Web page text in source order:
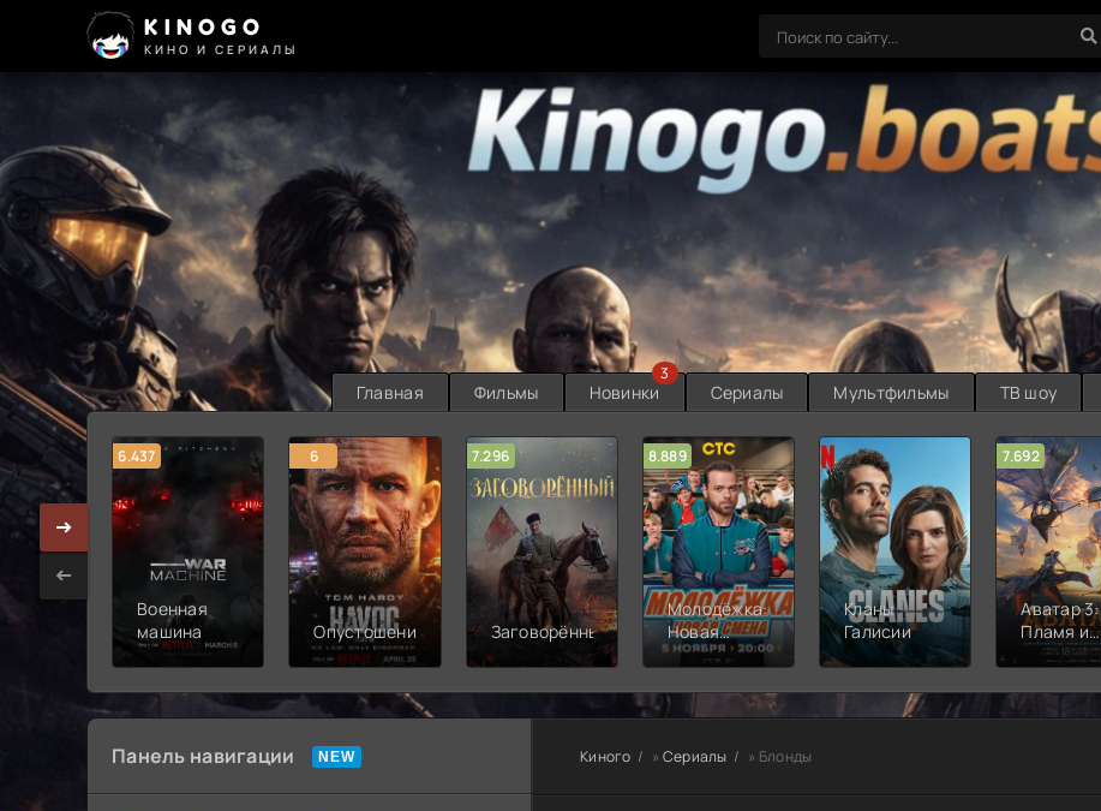
KINOGO
КИНО И СЕРИАЛЫ
Главная Фильмы Новинки
3
Сериалы Мультфильмы ТВ шоу
6.437
Военная
машина
6
Опустошение
7.296
Заговорённый
8.889
Молодёжка:
Новая
смена
Кланы
Галисии
7.692
Аватар 3:
Пламя и
пепел
Панель навигации Киного » Сериалы » Блонды